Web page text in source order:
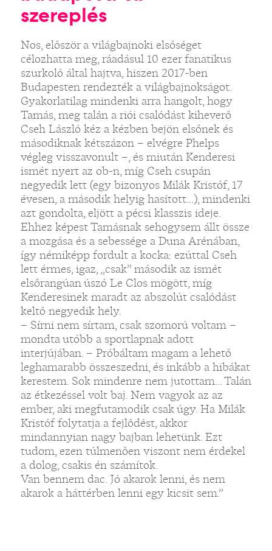
szereplés
Nos, először a világbajnoki elsőséget
célozhatta meg, ráadásul 10 ezer fanatikus
szurkoló által hajtva, hiszen 2017-ben
Budapesten rendezték a világbajnokságot.
Gyakorlatilag mindenki arra hangolt, hogy
Tamás, meg talán a riói csalódást kiheverő
Cseh László kéz a kézben bejön elsőnek és
másodiknak kétszázon – elvégre Phelps
végleg visszavonult –, és miután Kenderesi
ismét nyert az ob-n, míg Cseh csupán
negyedik lett (egy bizonyos Milák Kristóf, 17
évesen, a második helyig hasított...), mindenki
azt gondolta, eljött a pécsi klasszis ideje.
Ehhez képest Tamásnak sehogysem állt össze
a mozgása és a sebessége a Duna Arénában,
így némiképp fordult a kocka: ezúttal Cseh
lett érmes, igaz, „csak” második az ismét
elsőrangúan úszó Le Clos mögött, míg
Kenderesinek maradt az abszolút csalódást
keltő negyedik hely.
– Sírni nem sírtam, csak szomorú voltam –
mondta utóbb a sportlapnak adott
interjújában. – Próbáltam magam a lehető
leghamarabb összeszedni, és inkább a hibákat
kerestem. Sok mindenre nem jutottam... Talán
az étkezéssel volt baj. Nem vagyok az az
ember, aki megfutamodik csak úgy. Ha Milák
Kristóf folytatja a fejlődést, akkor
mindannyian nagy bajban lehetünk. Ezt
tudom, ezen túlmenően viszont nem érdekel
a dolog, csakis én számítok.
Van bennem dac. Jó akarok lenni, és nem
akarok a háttérben lenni egy kicsit sem.”